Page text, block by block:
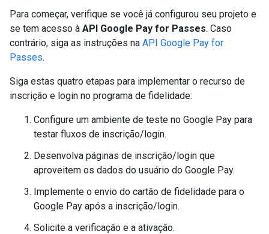
Para começar, verifique se você já configurou seu projeto e
se tem acesso à API Google Pay for Passes. Caso
contrário, siga as instruções na API Google Pay for
Passes.
Siga estas quatro etapas para implementar o recurso de
inscrição e login no programa de fidelidade:
Configure um ambiente de teste no Google Pay para
testar fluxos de inscrição/login.
Desenvolva páginas de inscrição/login que
aproveitem os dados do usuário do Google Pay.
Implemente o envio do cartão de fidelidade para o
Google Pay após a inscrição/login.
Solicite a verificação e a ativação.